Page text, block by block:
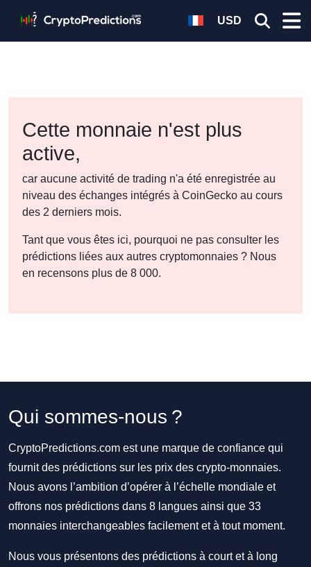
USD
Cette monnaie n'est plus
active,
car aucune activité de trading n'a été enregistrée au
niveau des échanges intégrés à CoinGecko au cours
des 2 derniers mois.
Tant que vous êtes ici, pourquoi ne pas consulter les
prédictions liées aux autres cryptomonnaies ? Nous
en recensons plus de 8 000.
Qui sommes-nous ?
CryptoPredictions.com est une marque de confiance qui
fournit des prédictions sur les prix des crypto-monnaies.
Nous avons l’ambition d’opérer à l’échelle mondiale et
offrons nos prédictions dans 8 langues ainsi que 33
monnaies interchangeables facilement et à tout moment.
Nous vous présentons des prédictions à court et à long